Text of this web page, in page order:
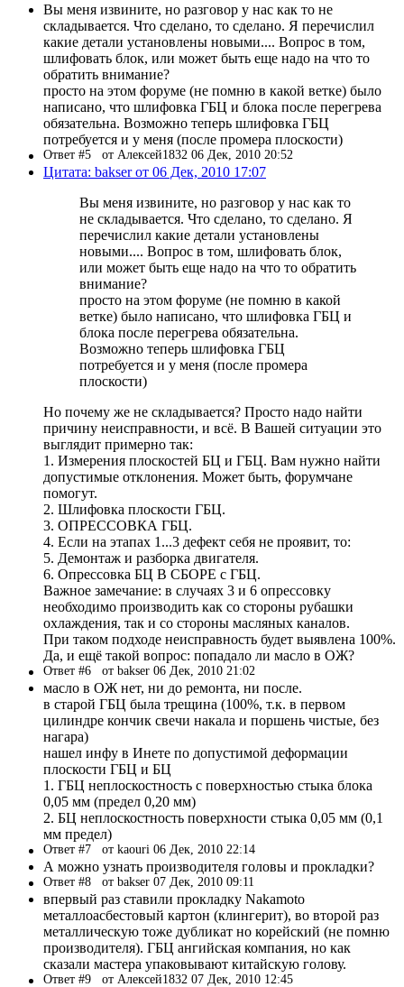
Вы меня извините, но разговор у нас как то не
складывается. Что сделано, то сделано. Я перечислил
какие детали установлены новыми.... Вопрос в том,
шлифовать блок, или может быть еще надо на что то
обратить внимание?
просто на этом форуме (не помню в какой ветке) было
написано, что шлифовка ГБЦ и блока после перегрева
обязательна. Возможно теперь шлифовка ГБЦ
потребуется и у меня (после промера плоскости)
Ответ #5 от Алексей1832 06 Дек, 2010 20:52
Цитата: bakser от 06 Дек, 2010 17:07
Вы меня извините, но разговор у нас как то
не складывается. Что сделано, то сделано. Я
перечислил какие детали установлены
новыми.... Вопрос в том, шлифовать блок,
или может быть еще надо на что то обратить
внимание?
просто на этом форуме (не помню в какой
ветке) было написано, что шлифовка ГБЦ и
блока после перегрева обязательна.
Возможно теперь шлифовка ГБЦ
потребуется и у меня (после промера
плоскости)
Но почему же не складывается? Просто надо найти
причину неисправности, и всё. В Вашей ситуации это
выглядит примерно так:
1. Измерения плоскостей БЦ и ГБЦ. Вам нужно найти
допустимые отклонения. Может быть, форумчане
помогут.
2. Шлифовка плоскости ГБЦ.
3. ОПРЕССОВКА ГБЦ.
4. Если на этапах 1...3 дефект себя не проявит, то:
5. Демонтаж и разборка двигателя.
6. Опрессовка БЦ В СБОРЕ с ГБЦ.
Важное замечание: в случаях 3 и 6 опрессовку
необходимо производить как со стороны рубашки
охлаждения, так и со стороны масляных каналов.
При таком подходе неисправность будет выявлена 100%.
Да, и ещё такой вопрос: попадало ли масло в ОЖ?
Ответ #6 от bakser 06 Дек, 2010 21:02
масло в ОЖ нет, ни до ремонта, ни после.
в старой ГБЦ была трещина (100%, т.к. в первом
цилиндре кончик свечи накала и поршень чистые, без
нагара)
нашел инфу в Инете по допустимой деформации
плоскости ГБЦ и БЦ
1. ГБЦ неплоскостность с поверхностью стыка блока
0,05 мм (предел 0,20 мм)
2. БЦ неплоскостность поверхности стыка 0,05 мм (0,1
мм предел)
Ответ #7 от kaouri 06 Дек, 2010 22:14
А можно узнать производителя головы и прокладки?
Ответ #8 от bakser 07 Дек, 2010 09:11
впервый раз ставили прокладку Nakamoto
металлоасбестовый картон (клингерит), во второй раз
металлическую тоже дубликат но корейский (не помню
производителя). ГБЦ ангийская компания, но как
сказали мастера упаковывают китайскую голову.
Ответ #9 от Алексей1832 07 Дек, 2010 12:45